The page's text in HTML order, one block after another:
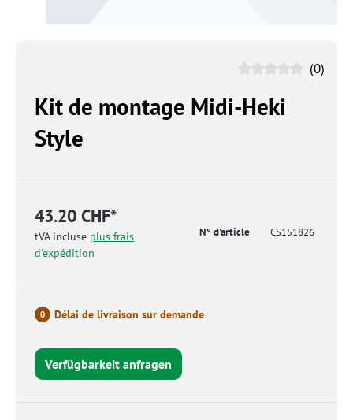
(0)
Kit de montage Midi-Heki
Style
43.20 CHF*
tVA incluse plus frais
d'expédition
N° d'article CS151826
0 Délai de livraison sur demande
Verfügbarkeit anfragen